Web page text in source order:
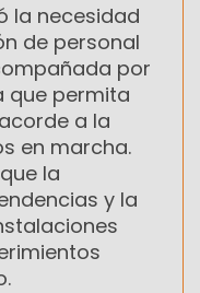
la necesidad
de personal
por
que permita
a la
en marcha.
la
y la